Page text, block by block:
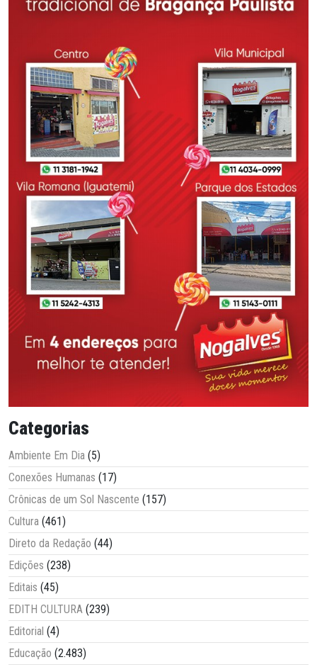
Categorias
Ambiente Em Dia (5)
Conexões Humanas (17)
Crônicas de um Sol Nascente (157)
Cultura (461)
Direto da Redação (44)
Edições (238)
Editais (45)
EDITH CULTURA (239)
Editorial (4)
Educação (2.483)